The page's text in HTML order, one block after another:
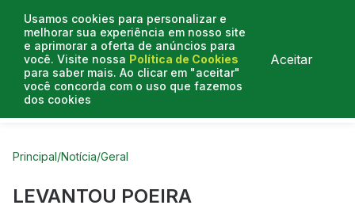
Usamos cookies para personalizar e
melhorar sua experiência em nosso site
e aprimorar a oferta de anúncios para
você. Visite nossa Política de Cookies
para saber mais. Ao clicar em "aceitar"
você concorda com o uso que fazemos
dos cookies
Aceitar
Curtas do Poder
Principal/Notícia/Geral
LEVANTOU POEIRA